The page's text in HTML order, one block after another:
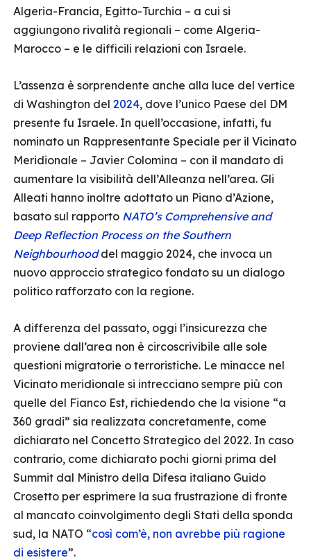
Algeria-Francia, Egitto-Turchia – a cui si
aggiungono rivalità regionali – come Algeria-
Marocco – e le difficili relazioni con Israele.
L’assenza è sorprendente anche alla luce del vertice
di Washington del 2024, dove l’unico Paese del DM
presente fu Israele. In quell’occasione, infatti, fu
nominato un Rappresentante Speciale per il Vicinato
Meridionale – Javier Colomina – con il mandato di
aumentare la visibilità dell’Alleanza nell’area. Gli
Alleati hanno inoltre adottato un Piano d’Azione,
basato sul rapporto NATO’s Comprehensive and
Deep Reflection Process on the Southern
Neighbourhooddel maggio 2024, che invoca un
nuovo approccio strategico fondato su un dialogo
politico rafforzato con la regione.
A differenza del passato, oggi l’insicurezza che
proviene dall’area non è circoscrivibile alle sole
questioni migratorie o terroristiche. Le minacce nel
Vicinato meridionale si intrecciano sempre più con
quelle del Fianco Est, richiedendo che la visione “a
360 gradi” sia realizzata concretamente, come
dichiarato nel Concetto Strategico del 2022. In caso
contrario, come dichiarato pochi giorni prima del
Summit dal Ministro della Difesa italiano Guido
Crosetto per esprimere la sua frustrazione di fronte
al mancato coinvolgimento degli Stati della sponda
sud, la NATO “così com’è, non avrebbe più ragione
di esistere”.